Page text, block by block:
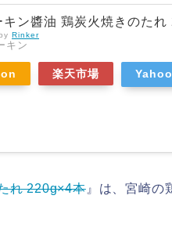
キン醬油 鶏炭火焼きのたれ
Rinker
キン
楽天市場
れ 220g×4本』は、宮崎の